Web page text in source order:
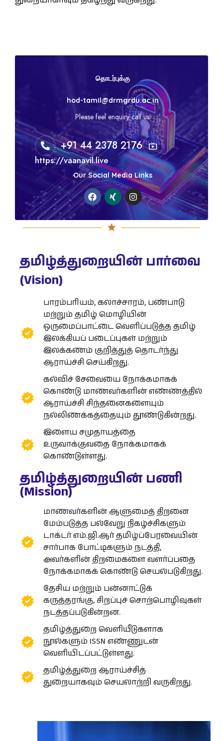
தொடர்புக்கு
hod-tamil@drmgrdu.ac.in
Please feel enquiry call us.
+91 44 2378 2176
https://vaanavil.live
Our Social Media Links
தமிழ்த்துறையின் பார்வை
(Vision)
பாரம்பரியம், கலாச்சாரம், பண்பாடு
மற்றும் தமிழ் மொழியின்
ஒருமைப்பாட்டை வெளிப்படுத்த தமிழ்
இலக்கியப் படைப்புகள் மற்றும்
இலக்கணம் குறித்துத் தொடர்ந்து
ஆராய்ச்சி செய்கிறது.
கல்விச் சேவையை நோக்கமாகக்
கொண்டு மாணவர்களின் எண்ணத்தில்
ஆராய்ச்சி சிந்தனைகளையும்
நல்லிணக்கத்தையும் தூண்டுகின்றது.
இளைய சமுதாயத்தை
உருவாக்குவதை நோக்கமாகக்
கொண்டுள்ளது.
தமிழ்த்துறையின் பணி
(Mission)
மாணவர்களின் ஆளுமைத் திறனை
மேம்படுத்த பல்வேறு நிகழ்ச்சிகளும்
டாக்டர் எம்.ஜி.ஆர் தமிழ்ப்பேரவையின்
சார்பாக போட்டிகளும் நடத்தி,
அவர்களின் திறமைகளை வளர்ப்பதை
நோக்கமாகக் கொண்டு செயல்படுகிறது.
தேசிய மற்றும் பன்னாட்டுக்
கருத்தரங்கு, சிறப்புச் சொற்பொழிவுகள்
நடத்தப்படுகின்றன.
தமிழ்த்துறை வெளியீடுகளாக
நூல்களும் ISSN எண்ணுடன்
வெளியிடப்பட்டுள்ளது.
தமிழ்த்துறை ஆராய்ச்சித்
துறையாகவும் செயலாற்றி வருகிறது.